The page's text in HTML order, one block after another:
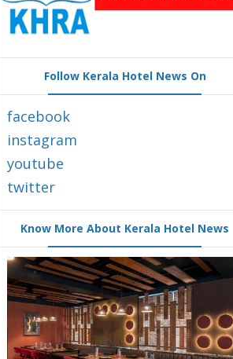
Follow Kerala Hotel News On
facebook
instagram
youtube
twitter
Know More About Kerala Hotel News